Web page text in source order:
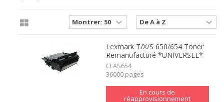
Lexmark T/X/S 650/654 Toner
Remanufacturé *UNIVERSEL*
CLAS654
36000 pages
En cours de
réapprovisionnement